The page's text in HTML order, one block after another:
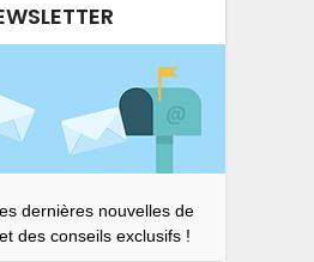
dernières nouvelles de
des conseils exclusifs !